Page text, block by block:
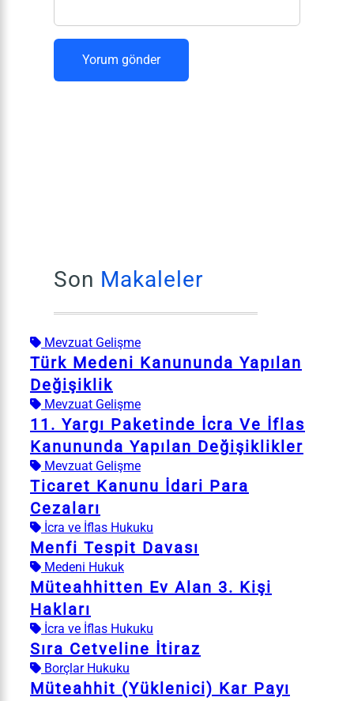
Son Makaleler
Mevzuat Gelişme
Türk Medeni Kanununda Yapılan
Değişiklik
Mevzuat Gelişme
11. Yargı Paketinde İcra Ve İflas
Kanununda Yapılan Değişiklikler
Mevzuat Gelişme
Ticaret Kanunu İdari Para
Cezaları
İcra ve İflas Hukuku
Menfi Tespit Davası
Medeni Hukuk
Müteahhitten Ev Alan 3. Kişi
Hakları
İcra ve İflas Hukuku
Sıra Cetveline İtiraz
Borçlar Hukuku
Müteahhit (Yüklenici) Kar Payı